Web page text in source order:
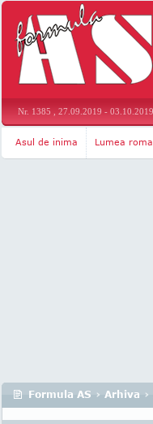
Nr. 1385 , 27.09.2019 - 03.10.2019
Asul de inima Lumea
Formula AS › Arhiva ›